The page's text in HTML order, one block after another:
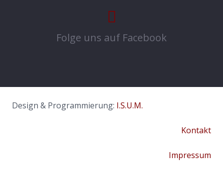
Folge uns auf Facebook
Design & Programmierung: I.S.U.M.
Kontakt
Impressum